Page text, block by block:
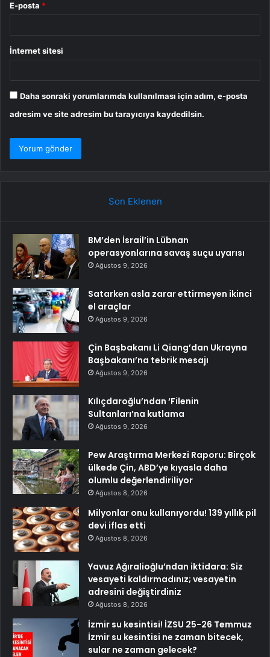
E-posta *
İnternet sitesi
Daha sonraki yorumlarımda kullanılması için adım, e-posta
adresim ve site adresim bu tarayıcıya kaydedilsin.
Son Eklenen
BM’den İsrail’in Lübnan
operasyonlarına savaş suçu uyarısı
Ağustos 9, 2026
Satarken asla zarar ettirmeyen ikinci
el araçlar
Ağustos 9, 2026
Çin Başbakanı Li Qiang’dan Ukrayna
Başbakanı’na tebrik mesajı
Ağustos 9, 2026
Kılıçdaroğlu’ndan ‘Filenin
Sultanları’na kutlama
Ağustos 9, 2026
Pew Araştırma Merkezi Raporu: Birçok
ülkede Çin, ABD’ye kıyasla daha
olumlu değerlendiriliyor
Ağustos 8, 2026
Milyonlar onu kullanıyordu! 139 yıllık pil
devi iflas etti
Ağustos 8, 2026
Yavuz Ağıralioğlu’ndan iktidara: Siz
vesayeti kaldırmadınız; vesayetin
adresini değiştirdiniz
Ağustos 8, 2026
İzmir su kesintisi! İZSU 25-26 Temmuz
İzmir su kesintisi ne zaman bitecek,
sular ne zaman gelecek?